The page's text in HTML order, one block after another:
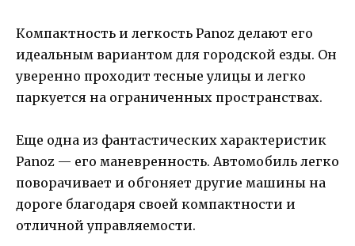
Компактность и легкость Panoz делают его
идеальным вариантом для городской езды. Он
уверенно проходит тесные улицы и легко
паркуется на ограниченных пространствах.
Еще одна из фантастических характеристик
Panoz — его маневренность. Автомобиль легко
поворачивает и обгоняет другие машины на
дороге благодаря своей компактности и
отличной управляемости.